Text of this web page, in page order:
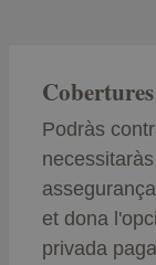
Podràs
et dona
privada